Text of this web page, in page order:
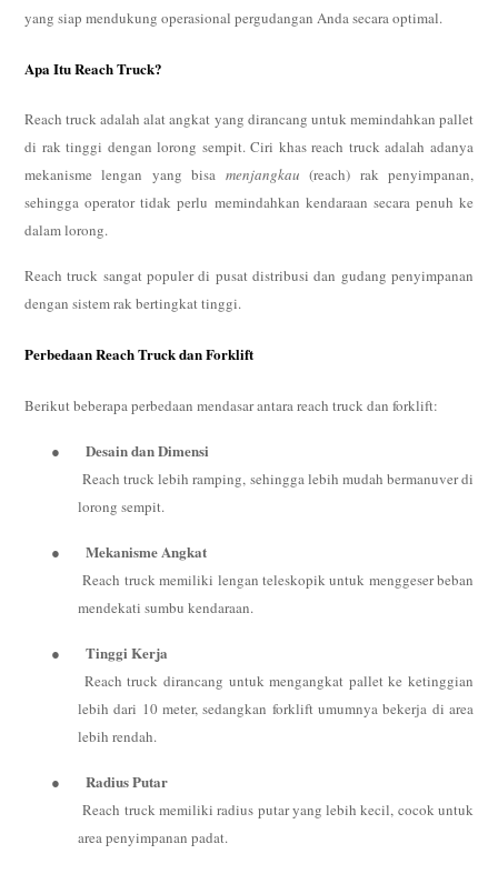
yang siap mendukung operasional pergudangan Anda secara optimal.
Apa Itu Reach Truck?
Reach truck adalah alat angkat yang dirancang untuk memindahkan pallet
di rak tinggi dengan lorong sempit. Ciri khas reach truck adalah adanya
mekanisme lengan yang bisa menjangkau (reach) rak penyimpanan,
sehingga operator tidak perlu memindahkan kendaraan secara penuh ke
dalam lorong.
Reach truck sangat populer di pusat distribusi dan gudang penyimpanan
dengan sistem rak bertingkat tinggi.
Perbedaan Reach Truck dan Forklift
Berikut beberapa perbedaan mendasar antara reach truck dan forklift:
● Desain dan Dimensi
Reach truck lebih ramping, sehingga lebih mudah bermanuver di
lorong sempit.
● Mekanisme Angkat
Reach truck memiliki lengan teleskopik untuk menggeser beban
mendekati sumbu kendaraan.
● Tinggi Kerja
Reach truck dirancang untuk mengangkat pallet ke ketinggian
lebih dari 10 meter, sedangkan forklift umumnya bekerja di area
lebih rendah.
● Radius Putar
Reach truck memiliki radius putar yang lebih kecil, cocok untuk
area penyimpanan padat.